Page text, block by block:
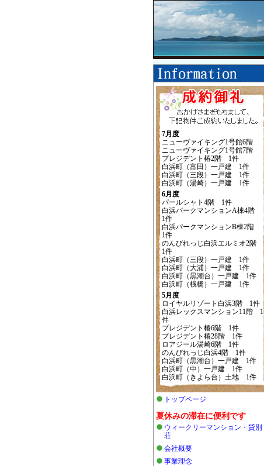
7月度
ニューヴァイキング1号館6階
ニューヴァイキング1号館7階
プレジデント椿2階 1件
白浜町（富田）一戸建 1件
白浜町（三段）一戸建 1件
白浜町（湯崎）一戸建 1件
6月度
パールシャト4階 1件
白浜パークマンションA棟4階
1件
白浜パークマンションB棟2階
1件
のんびれっじ白浜エルミオ2階
1件
白浜町（三段）一戸建 1件
白浜町（大浦）一戸建 1件
白浜町（黒潮台）一戸建 1件
白浜町（桟橋）一戸建 1件
5月度
ロイヤルリゾート白浜3階 1件
白浜レックスマンション11階 1
件
プレジデント椿6階 1件
プレジデント椿28階 1件
ロアジール湯崎6階 1件
のんびれっじ白浜4階 1件
白浜町（黒潮台）一戸建 1件
白浜町（中）一戸建 1件
白浜町（きよら台）土地 1件
トップページ
夏休みの滞在に便利です
ウィークリーマンション・貸別
荘
会社概要
事業理念